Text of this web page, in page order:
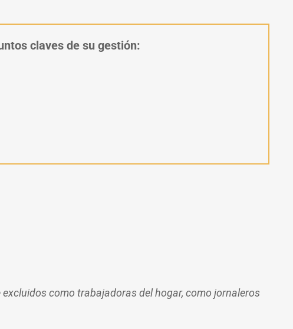
claves de su gestión:
como trabajadoras del hogar, como jornaleros